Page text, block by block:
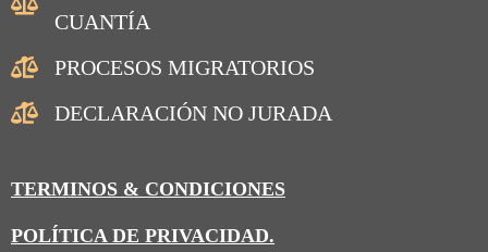
CUANTÍA
PROCESOS MIGRATORIOS
DECLARACIÓN NO JURADA
TERMINOS & CONDICIONES
POLÍTICA DE PRIVACIDAD.